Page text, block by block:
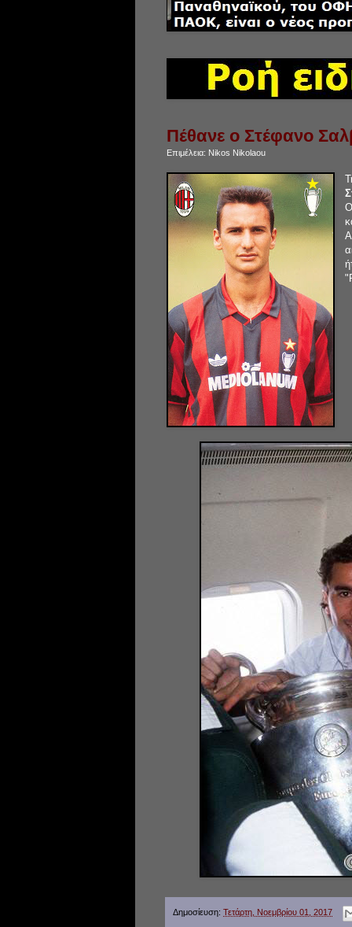
Πέθανε ο Στέφανο
Επιμέλεια: Nikos Nikolaou
Δημοσίευση: Τετάρτη, Νοεμβρίου 01, 2017